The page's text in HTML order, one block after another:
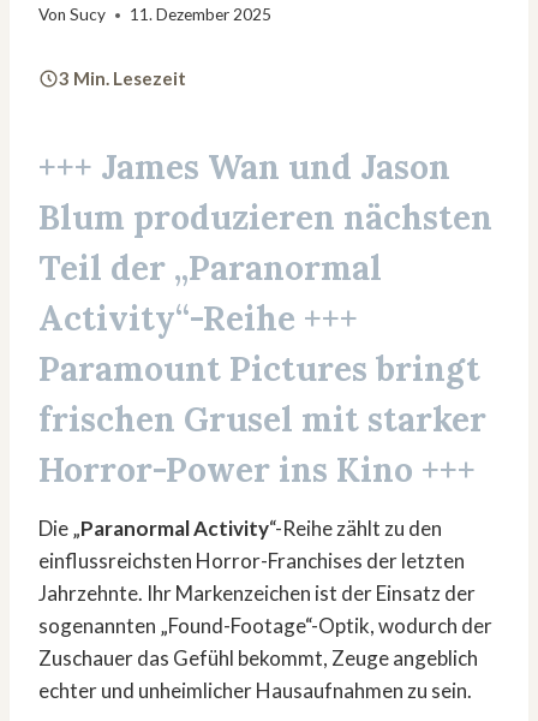
Von Sucy 11. Dezember 2025
3 Min. Lesezeit
+++ James Wan und Jason
Blum produzieren nächsten
Teil der „Paranormal
Activity“-Reihe +++
Paramount Pictures bringt
frischen Grusel mit starker
Horror-Power ins Kino +++
Die „Paranormal Activity“-Reihe zählt zu den
einflussreichsten Horror-Franchises der letzten
Jahrzehnte. Ihr Markenzeichen ist der Einsatz der
sogenannten „Found-Footage“-Optik, wodurch der
Zuschauer das Gefühl bekommt, Zeuge angeblich
echter und unheimlicher Hausaufnahmen zu sein.